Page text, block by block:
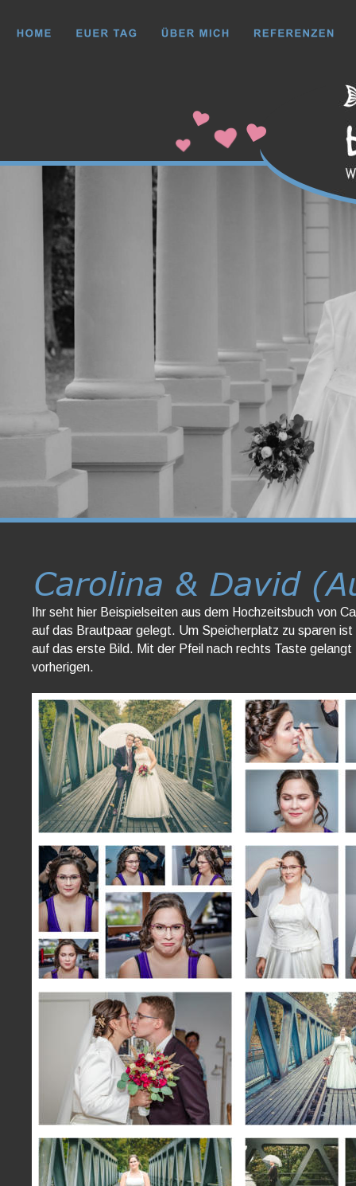
Carolina & David
Ihr seht hier Beispielseiten aus dem Hochzeitsbuch von
auf das Brautpaar gelegt. Um Speicherplatz zu sparen
auf das erste Bild. Mit der Pfeil nach rechts Taste
vorherigen.